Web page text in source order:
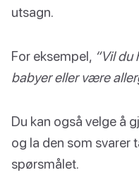
utsagn.
For eksempel, “Vil du
babyer eller være
Du kan også velge å
og la den som svarer
spørsmålet.